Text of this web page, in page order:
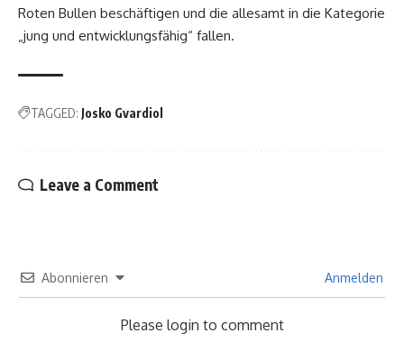
Roten Bullen beschäftigen und die allesamt in die Kategorie
„jung und entwicklungsfähig“ fallen.
TAGGED: Josko Gvardiol
Leave a Comment
Abonnieren Anmelden
Please login to comment